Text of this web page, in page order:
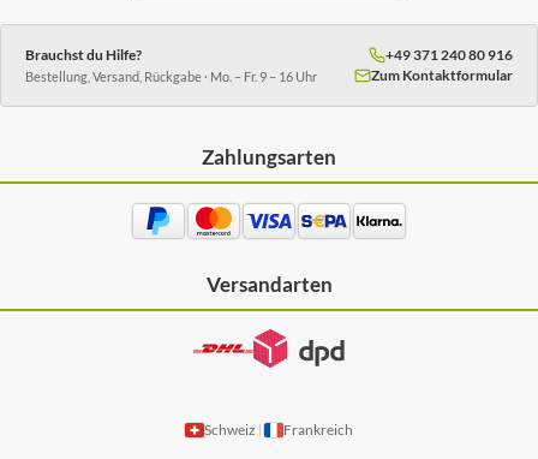
Brauchst du Hilfe?
Bestellung, Versand, Rückgabe · Mo. – Fr. 9 – 16 Uhr
+49 371 240 80 916
Zum Kontaktformular
Zahlungsarten
Versandarten
Schweiz Frankreich